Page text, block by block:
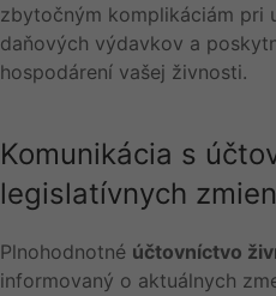
zbytočným komplikáciám pri
daňových výdavkov a
hospodárení vašej živnosti.
Komunikácia s
legislatívnych zmien
Plnohodnotné účtovníctvo
informovaný o aktuálnych